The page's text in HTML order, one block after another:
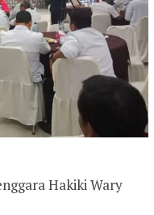
Hakiki Wary